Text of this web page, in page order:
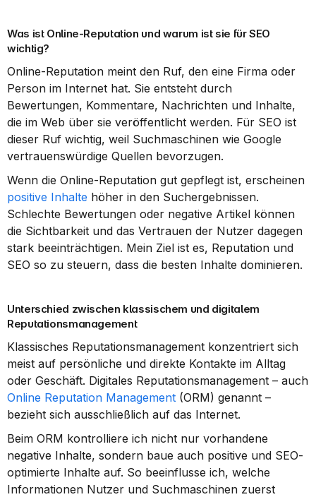
Was ist Online-Reputation und warum ist sie für SEO
wichtig?
Online-Reputation meint den Ruf, den eine Firma oder
Person im Internet hat. Sie entsteht durch
Bewertungen, Kommentare, Nachrichten und Inhalte,
die im Web über sie veröffentlicht werden. Für SEO ist
dieser Ruf wichtig, weil Suchmaschinen wie Google
vertrauenswürdige Quellen bevorzugen.
positive Inhalte höher in den Suchergebnissen.
Schlechte Bewertungen oder negative Artikel können
die Sichtbarkeit und das Vertrauen der Nutzer dagegen
stark beeinträchtigen. Mein Ziel ist es, Reputation und
SEO so zu steuern, dass die besten Inhalte dominieren.
Unterschied zwischen klassischem und digitalem
Reputationsmanagement
Klassisches Reputationsmanagement konzentriert sich
meist auf persönliche und direkte Kontakte im Alltag
Online Reputation Management (ORM) genannt –
bezieht sich ausschließlich auf das Internet.
Beim ORM kontrolliere ich nicht nur vorhandene
negative Inhalte, sondern baue auch positive und SEO-
optimierte Inhalte auf. So beeinflusse ich, welche
Informationen Nutzer und Suchmaschinen zuerst